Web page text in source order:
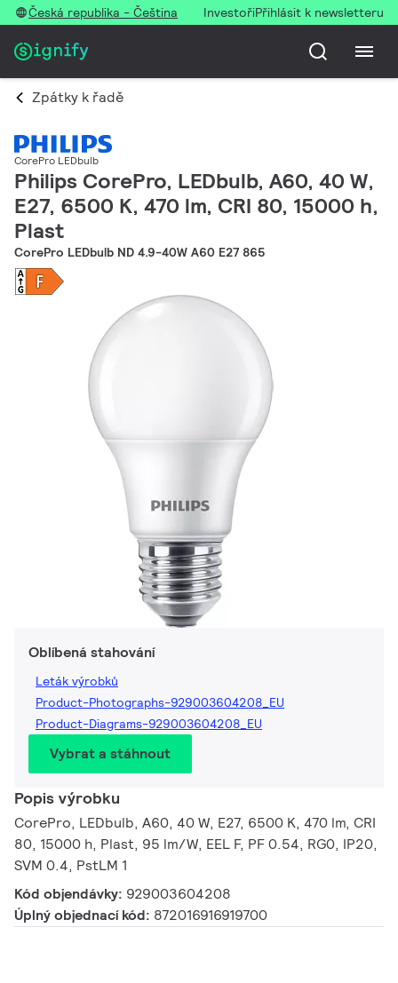
Česká republika - Čeština InvestořiPřihlásit k newsletteru
Zpátky k řadě
CorePro LEDbulb
Philips CorePro, LEDbulb, A60, 40 W,
E27, 6500 K, 470 lm, CRI 80, 15000 h,
Plast
CorePro LEDbulb ND 4.9-40W A60 E27 865
Oblíbená stahování
Leták výrobků
Product-Photographs-929003604208_EU
Product-Diagrams-929003604208_EU
Vybrat a stáhnout
Popis výrobku
CorePro, LEDbulb, A60, 40 W, E27, 6500 K, 470 lm, CRI
80, 15000 h, Plast, 95 lm/W, EEL F, PF 0.54, RG0, IP20,
SVM 0.4, PstLM 1
Kód objendávky: 929003604208
Úplný objednací kód: 872016916919700